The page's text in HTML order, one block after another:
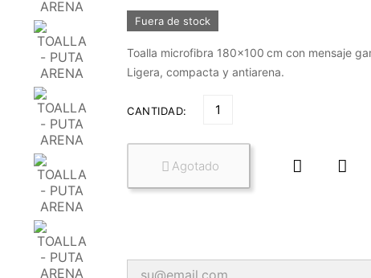
Fuera de stock
Toalla microfibra 180x100 cm con mensaje
Ligera, compacta y antiarena.
CANTIDAD:
 Agotado  